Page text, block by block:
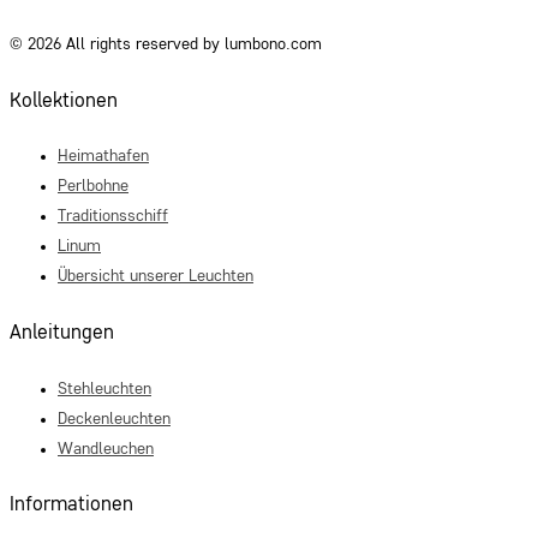
© 2026 All rights reserved by lumbono.com
Kollektionen
Heimathafen
Perlbohne
Traditionsschiff
Linum
Übersicht unserer Leuchten
Anleitungen
Stehleuchten
Deckenleuchten
Wandleuchen
Informationen